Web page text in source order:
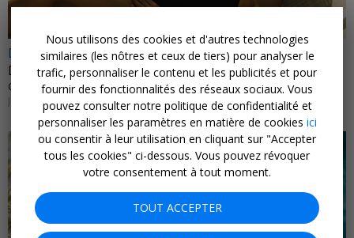
Dès 179€
Détente en Algarve et vols
CDISCOUNT VOYAGES • PORTUGAL
JUSQU'À FIN MAI 2027
Nous utilisons des cookies et d'autres technologies
similaires (les nôtres et ceux de tiers) pour analyser le
trafic, personnaliser le contenu et les publicités et pour
fournir des fonctionnalités des réseaux sociaux. Vous
pouvez consulter notre politique de confidentialité et
personnaliser les paramètres en matière de cookies ici
ou consentir à leur utilisation en cliquant sur "Accepter
tous les cookies" ci-dessous. Vous pouvez révoquer
votre consentement à tout moment.
TOUT ACCEPTER